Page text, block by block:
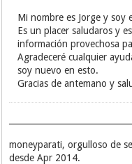
Mi nombre es Jorge y soy
Es un placer saludaros y
información provechosa
Agradeceré cualquier
soy nuevo en esto.
Gracias de antemano y
moneyparati, orgulloso de
desde Apr 2014.